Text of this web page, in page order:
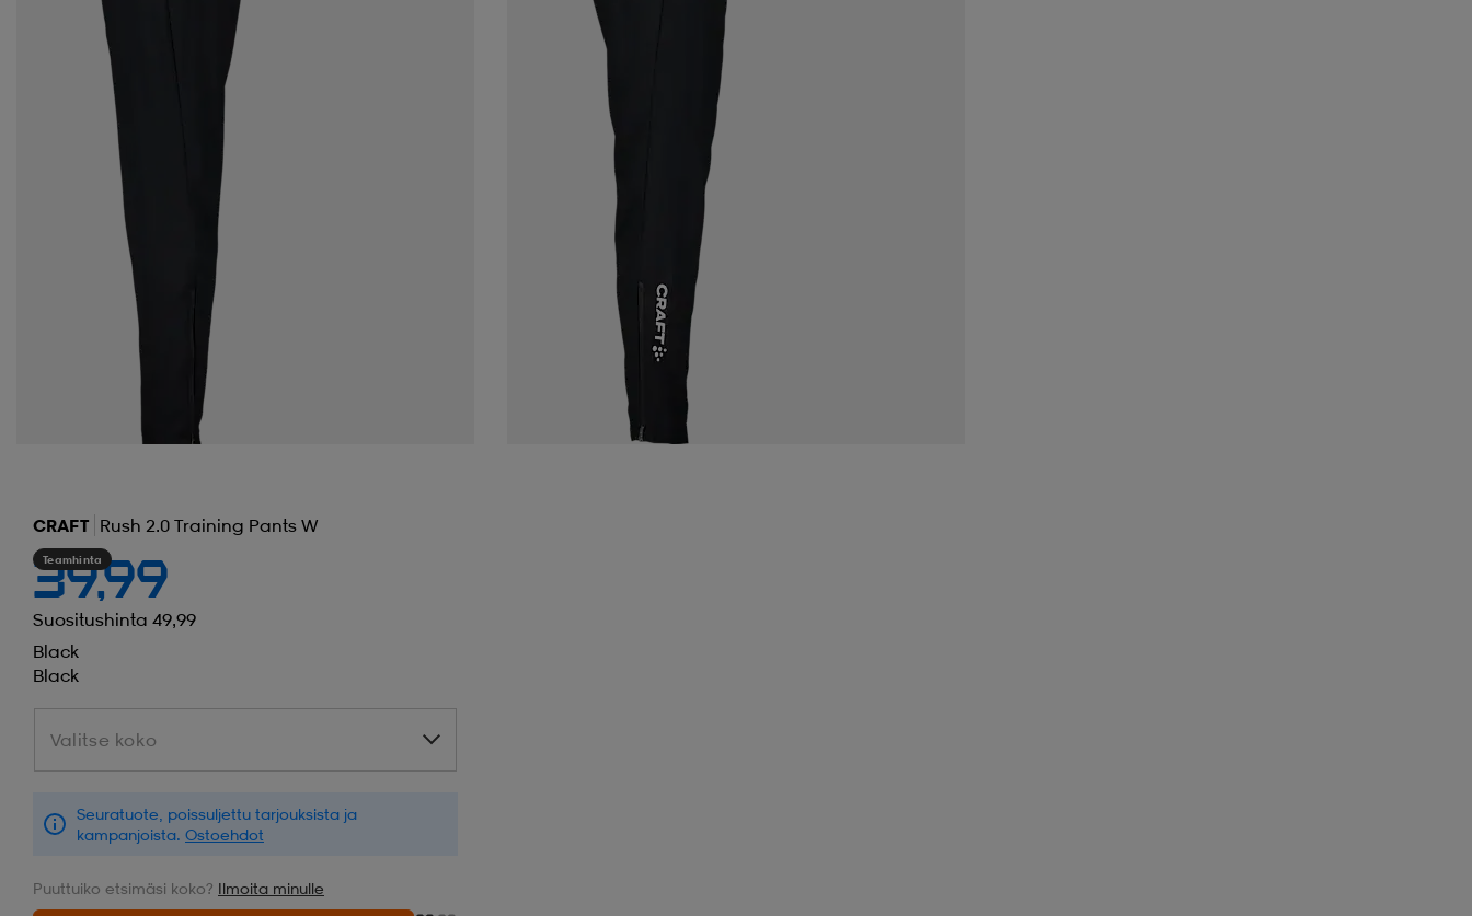
CRAFT Rush 2.0 Training Pants W
Teamhinta
39,99
Suositushinta 49,99
Black
Black
Valitse koko
Valitse koko
Seuratuote, poissuljettu tarjouksista ja
kampanjoista. Ostoehdot
Puuttuiko etsimäsi koko? Ilmoita minulle